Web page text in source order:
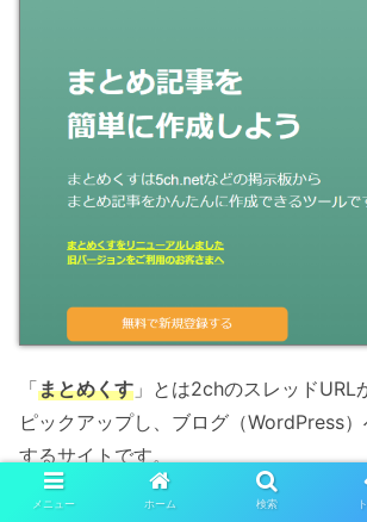
「まとめくす 」とは2chのスレッドURL
ピックアップし、ブログ（WordPress
するサイトです。
最低限行う設定や記事のアップロード
メニュー ホーム 検索